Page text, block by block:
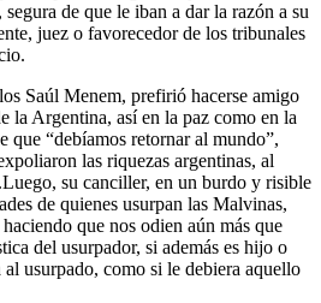
de que le iban a dar la razón a su
juez o favorecedor de los tribunales
Saúl Menem, prefirió hacerse amigo
la Argentina, así en la paz como en la
que “debíamos retornar al mundo”,
las riquezas argentinas, al
su canciller, en un burdo y risible
de quienes usurpan las Malvinas,
que nos odien aún más que
del usurpador, si además es hijo o
usurpado, como si le debiera aquello